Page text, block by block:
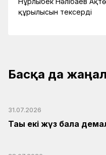
құрылысын тексерді
Басқа да
31.07.2026
Тағы екі жүз бала